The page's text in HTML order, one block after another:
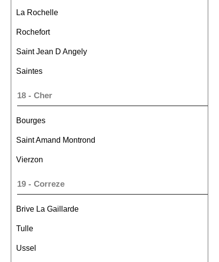
La Rochelle
Rochefort
Saint Jean D Angely
Saintes
18 - Cher
Bourges
Saint Amand Montrond
Vierzon
19 - Correze
Brive La Gaillarde
Tulle
Ussel